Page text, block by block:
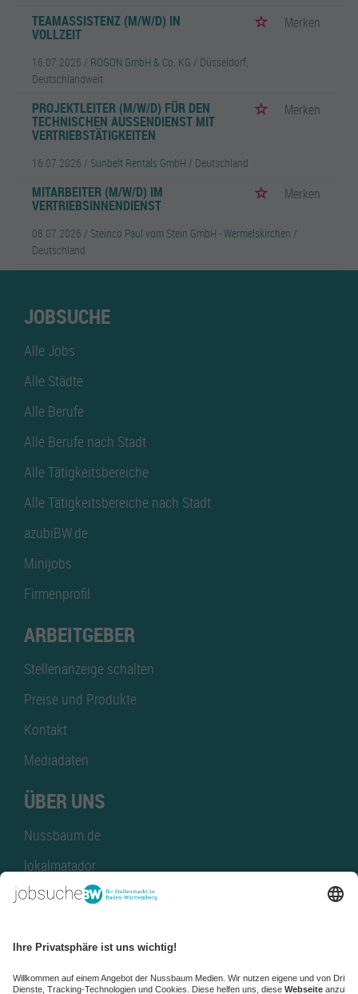
TEAMASSISTENZ (M/W/D) IN
VOLLZEIT
Merken
16.07.2026 / ROGON GmbH & Co. KG / Düsseldorf,
Deutschlandweit
PROJEKTLEITER (M/W/D) FÜR DEN
TECHNISCHEN AUSSENDIENST MIT V
ERTRIEBSTÄTIGKEITEN
Merken
16.07.2026 / Sunbelt Rentals GmbH / Deutschland
MITARBEITER (M/W/D) IM
VERTRIEBSINNENDIENST
Merken
08.07.2026 / Steinco Paul vom Stein GmbH - Wermelskirchen /
Deutschland
JOBSUCHE
Alle Jobs
Alle Städte
Alle Berufe
Alle Berufe nach Stadt
Alle Tätigkeitsbereiche
Alle Tätigkeitsbereiche nach Stadt
azubiBW.de
Minijobs
Firmenprofil
ARBEITGEBER
Stellenanzeige schalten
Preise und Produkte
Kontakt
Mediadaten
ÜBER UNS
Nussbaum.de
lokalmatador
kaufinBW
NussbaumID
Nussbaum Medien